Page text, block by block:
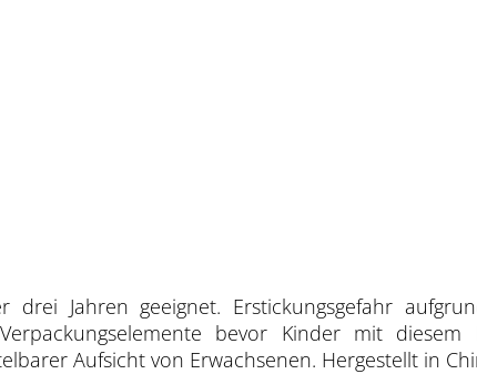
Jahren geeignet. Erstickungsgefahr
bevor Kinder mit
Aufsicht von Erwachsenen. Hergestellt in